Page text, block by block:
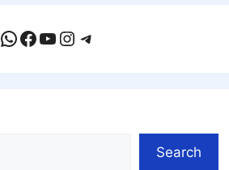
WhatsApp
Facebook
YouTube
Instagram
Telegram
Search